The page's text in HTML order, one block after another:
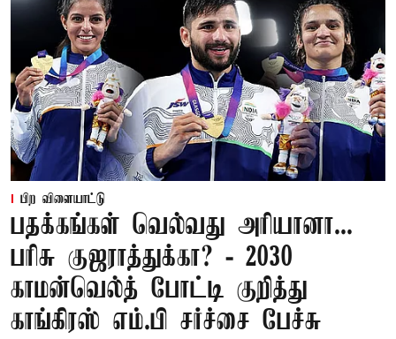
பிற விளையாட்டு
பதக்கங்கள் வெல்வது அரியானா...
பரிசு குஜராத்துக்கா? - 2030
காமன்வெல்த் போட்டி குறித்து
காங்கிரஸ் எம்.பி சர்ச்சை பேச்சு